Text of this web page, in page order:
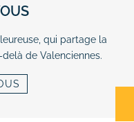
qui partage la
de Valenciennes.